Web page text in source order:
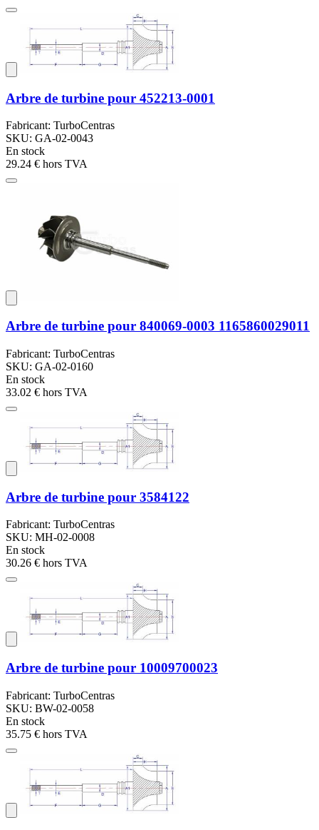
Arbre de turbine pour 452213-0001
Fabricant: TurboCentras
SKU: GA-02-0043
En stock
29.24 € hors TVA
Arbre de turbine pour 840069-0003 1165860029011
Fabricant: TurboCentras
SKU: GA-02-0160
En stock
33.02 € hors TVA
Arbre de turbine pour 3584122
Fabricant: TurboCentras
SKU: MH-02-0008
En stock
30.26 € hors TVA
Arbre de turbine pour 10009700023
Fabricant: TurboCentras
SKU: BW-02-0058
En stock
35.75 € hors TVA